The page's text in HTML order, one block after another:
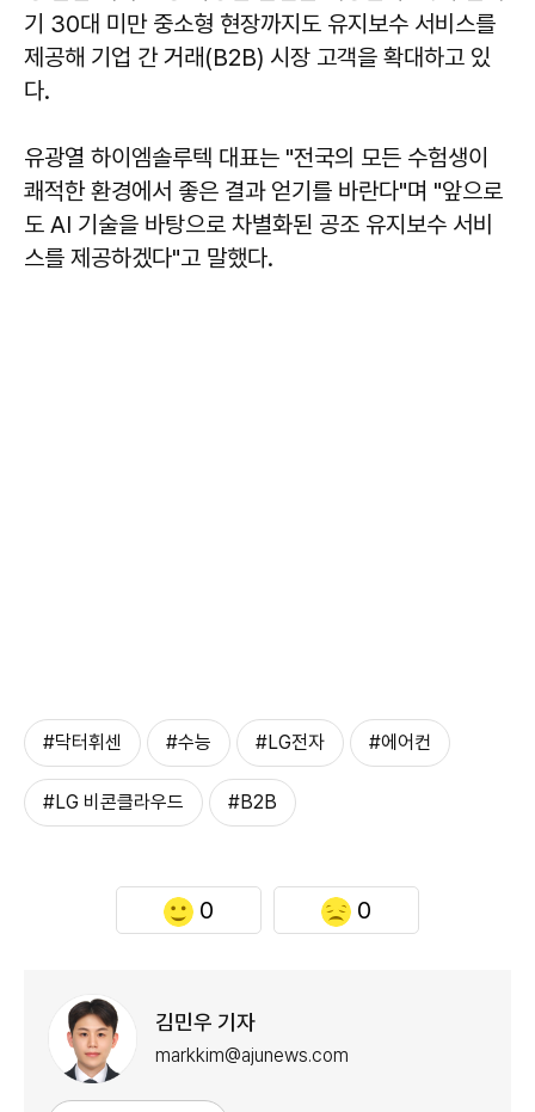
기 30대 미만 중소형 현장까지도 유지보수 서비스를
제공해 기업 간 거래(B2B) 시장 고객을 확대하고 있
다.
유광열 하이엠솔루텍 대표는 "전국의 모든 수험생이
쾌적한 환경에서 좋은 결과 얻기를 바란다"며 "앞으로
도 AI 기술을 바탕으로 차별화된 공조 유지보수 서비
스를 제공하겠다"고 말했다.
#닥터휘센 #수능 #LG전자 #에어컨
#LG 비콘클라우드 #B2B
0 0
김민우 기자
markkim@ajunews.com